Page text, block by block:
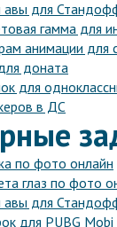
авы для
гамма для
анимации для
доната
для
в ДС
по фото онлайн
глаз по фото
авы для
для PUBG Mobi